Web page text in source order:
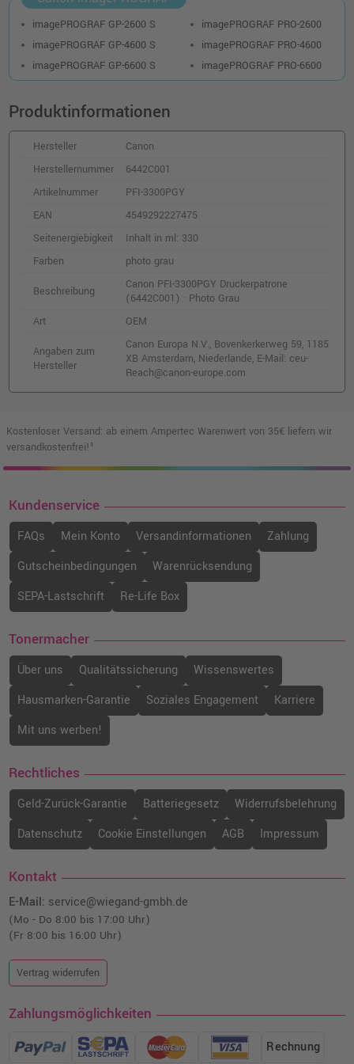
Canon PFI-3700GY Druckerpatrone
324,99 €
Canon PFI-3700PC Druckerpatrone
o. MwSt. 273,10 €
324,99 €
(6431C001) · Photo Grau
o. MwSt.
90,99 €
Canon PFI-3300PBK Druckerpatrone
(6433C001) · Fotoschwarz
178,99 € shopping_cart
(6425C001) · Gelb
o. MwSt.76,46 €
90,99 €
inkl. MwSt.
shopping_cart
Canon PFI-3700M Druckerpatrone
(6446C001) · Magenta
271,99 €
inkl. MwSt.zzgl. Versand
shopping_cart
Canon PFI-3100GY Druckerpatrone
(6426C001) · Grau
90,99 €
Canon PFI-3100PC Druckerpatrone
(6429C001) · Foto-Cyan
o. MwSt.76,46 €
90,99 €
Canon PFI-3700B Druckerpatrone
(6450C001) · Blau
324,99 €
Canon PFI-3700C Druckerpatrone
(6445C001) · Cyan
o. MwSt. 273,10 €
imagePROGRAF GP-2600 S
imagePROGRAF GP-4600 S
imagePROGRAF GP-6600 S
imagePROGRAF PRO-2600
imagePROGRAF PRO-4600
imagePROGRAF PRO-6600
Produktinformationen
Hersteller
Canon
Herstellernummer
6442C001
Artikelnummer
PFI-3300PGY
EAN
4549292227475
Seitenergiebigkeit
Inhalt in ml: 330
Farben
photo grau
Beschreibung
Canon PFI-3300PGY Druckerpatrone
(6442C001) · Photo Grau
Art
OEM
Angaben zum
Hersteller
Canon Europa N.V., Bovenkerkerweg 59, 1185
XB Amsterdam, Niederlande, E-Mail: ceu-
Reach@canon-europe.com
Kostenloser Versand: ab einem Ampertec Warenwert von 35€ liefern wir
versandkostenfrei!¹
Kundenservice
FAQs Mein Konto Versandinformationen
Zahlung
Gutscheinbedingungen
Warenrücksendung
SEPA-Lastschrift
Re-Life Box
Tonermacher
Über uns Qualitätssicherung
Wissenswertes
Hausmarken-Garantie
Soziales Engagement
Karriere
Mit uns werben!
Rechtliches
Geld-Zurück-Garantie Batteriegesetz
Widerrufsbelehrung
Datenschutz
Cookie Einstellungen AGB Impressum
Kontakt
E-Mail: service@wiegand-gmbh.de
(Mo - Do 8:00 bis 17:00 Uhr)
(Fr 8:00 bis 16:00 Uhr)
Vertrag widerrufen
Zahlungsmöglichkeiten
Rechnung